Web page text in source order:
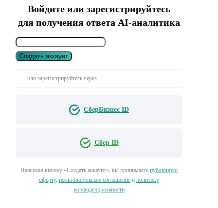
Войдите или зарегистрируйтесь
для получения ответа AI-аналитика
Создать аккаунт
или зарегистрируйтесь через
СберБизнес ID
Сбер ID
Нажимая кнопку «Создать аккаунт», вы принимаете публичную
оферту, пользовательское соглашение и политику
конфиденциальности